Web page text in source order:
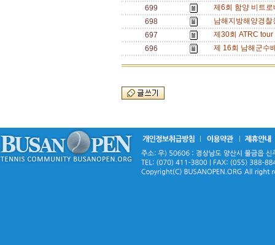
699
제6회 함양 비트
698
남해지방해양경
697
제30회 ATRC
696
제 16회 남해군수